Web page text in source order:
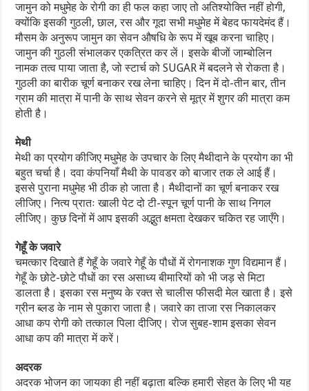
जामुन को मधुमेह के रोगी का ही फल कहा जाए तो अतिश्योक्ति नहीं होगी,
क्योंकि इसकी गुठली, छाल, रस और गूदा सभी मधुमेह में बेहद फायदेमंद हैं।
मौसम के अनुरूप जामुन का सेवन औषधि के रूप में खूब करना चाहिए।
जामुन की गुठली संभालकर एकत्रित कर लें। इसके बीजों जाम्बोलिन
नामक तत्व पाया जाता है, जो स्टार्च को SUGAR में बदलने से रोकता है।
गुठली का बारीक चूर्ण बनाकर रख लेना चाहिए। दिन में दो-तीन बार, तीन
ग्राम की मात्रा में पानी के साथ सेवन करने से मूत्र में शुगर की मात्रा कम
होती है।
मेथी
मेथी का प्रयोग कीजिए मधुमेह के उपचार के लिए मैथीदाने के प्रयोग का भी
बहुत चर्चा है। दवा कंपनियाँ मैथी के पावडर को बाजार तक ले आई हैं।
इससे पुराना मधुमेह भी ठीक हो जाता है। मैथीदानों का चूर्ण बनाकर रख
लीजिए। नित्य प्रातः खाली पेट दो टी-स्पून चूर्ण पानी के साथ निगल
लीजिए। कुछ दिनों में आप इसकी अद्भुत क्षमता देखकर चकित रह जाएँगे।
गेहूँ के जवारे
चमत्कार दिखाते हैं गेहूँ के जवारे गेहूँ के पौधों में रोगनाशक गुण विद्यमान हैं।
गेहूँ के छोटे-छोटे पौधों का रस असाध्य बीमारियों को भी जड़ से मिटा
डालता है। इसका रस मनुष्य के रक्त से चालीस फीसदी मेल खाता है। इसे
ग्रीन ब्लड के नाम से पुकारा जाता है। जवारे का ताजा रस निकालकर
आधा कप रोगी को तत्काल पिला दीजिए। रोज सुबह-शाम इसका सेवन
आधा कप की मात्रा में करें।
अदरक
अदरक भोजन का जायका ही नहीं बढ़ाता बल्कि हमारी सेहत के लिए भी यह